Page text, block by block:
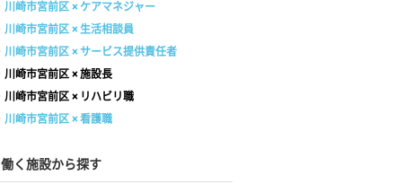
川崎市宮前区 × ケアマネジャー
川崎市宮前区 × 生活相談員
川崎市宮前区 × サービス提供責任者
川崎市宮前区 × 施設長
川崎市宮前区 × リハビリ職
川崎市宮前区 × 看護職
働く施設から探す